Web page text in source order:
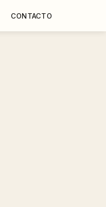
CONTACTO